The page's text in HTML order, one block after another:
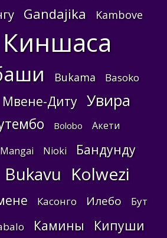
Gandajika Kambove
Киншаса
Bukama
Basoko
Мвене-Диту Увира
Bolobo Акети
Mangai Nioki Бандунду
Bukavu Kolwezi
Касонго Илебо Бут
Камины Кипуши